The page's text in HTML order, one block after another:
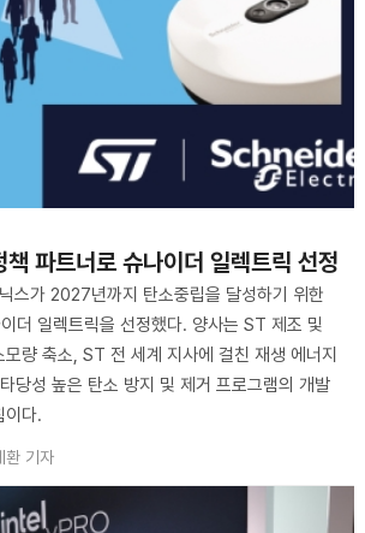
파트너로 슈나이더 일렉트릭 선정
스가 2027년까지 탄소중립을 달성하기 위한
더 일렉트릭을 선정했다. 양사는 ST 제조 및
량 축소, ST 전 세계 지사에 걸친 재생 에너지
당성 높은 탄소 방지 및 제거 프로그램의 개발
이다.
환 기자